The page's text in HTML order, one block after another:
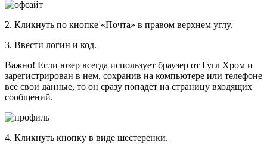
2. Кликнуть по кнопке «Почта» в правом верхнем углу.
3. Ввести логин и код.
Важно! Если юзер всегда использует браузер от Гугл Хром и
зарегистрирован в нем, сохранив на компьютере или телефоне
все свои данные, то он сразу попадет на страницу входящих
сообщений.
4. Кликнуть кнопку в виде шестеренки.